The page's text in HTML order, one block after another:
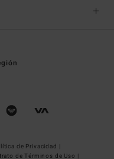
de Privacidad |
de Términos de Uso |